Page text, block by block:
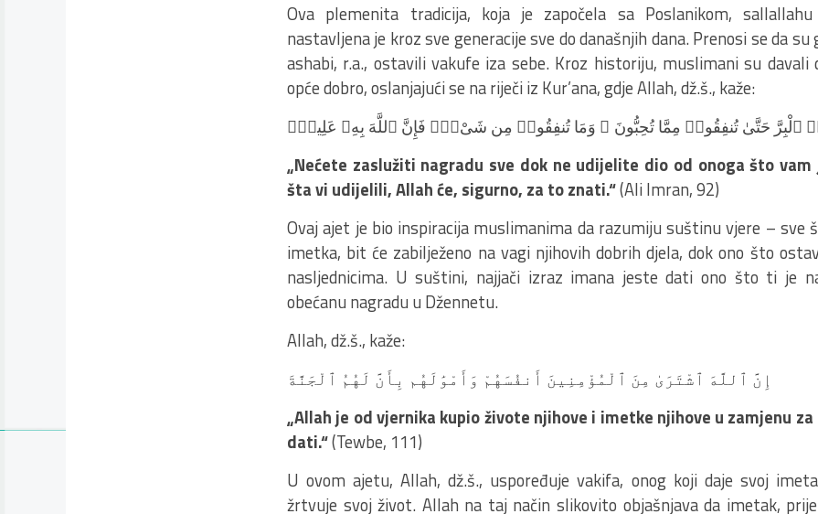
Ova plemenita tradicija, koja je započela sa Poslanikom,
nastavljena je kroz sve generacije sve do današnjih dana. Prenosi se da
ashabi, r.a., ostavili vakufe iza sebe. Kroz historiju, muslimani su davali
opće dobro, oslanjajući se na riječi iz Kur’ana, gdje Allah, dž.š., kaže:
ٱلْبِرَّ حَتَّىٰ تُنفِقُوا۟ مِمَّا تُحِبُّونَ ۚ وَمَا تُنفِقُوا۟ مِن شَىْءٍۢ فَإِنَّ ٱللَّهَ بِهِۦ عَلِيمٌۭ
„Nećete zaslužiti nagradu sve dok ne udijelite dio od onoga što
šta vi udijelili, Allah će, sigurno, za to znati.“(Ali Imran, 92)
Ovaj ajet je bio inspiracija muslimanima da razumiju suštinu vjere – sve
imetka, bit će zabilježeno na vagi njihovih dobrih djela, dok ono što
nasljednicima. U suštini, najjači izraz imana jeste dati ono što ti je
obećanu nagradu u Džennetu.
Allah, dž.š., kaže:
إِنَّ ٱللَّهَ ٱشْتَرَىٰ مِنَ ٱلْمُؤْمِنِينَ أَنفُسَهُمْ وَأَمْوَٰلَهُم بِأَنَّ لَهُمُ ٱلْجَنَّةَ
„Allah je od vjernika kupio živote njihove i imetke njihove u zamjenu
dati.“(Tewbe, 111)
U ovom ajetu, Allah, dž.š., uspoređuje vakifa, onog koji daje svoj
žrtvuje svoj život. Allah na taj način slikovito objašnjava da imetak,